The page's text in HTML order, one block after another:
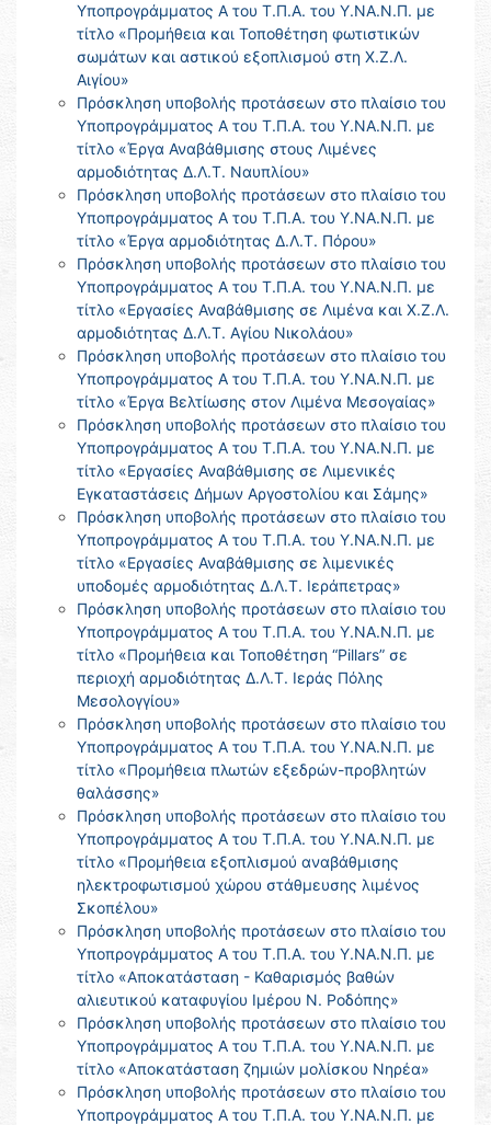
Υποπρογράμματος Α του Τ.Π.Α. του Υ.ΝΑ.Ν.Π. με
τίτλο «Προμήθεια και Τοποθέτηση φωτιστικών
σωμάτων και αστικού εξοπλισμού στη Χ.Ζ.Λ.
Αιγίου»
Πρόσκληση υποβολής προτάσεων στο πλαίσιο του
Υποπρογράμματος Α του Τ.Π.Α. του Υ.ΝΑ.Ν.Π. με
τίτλο «Έργα Αναβάθμισης στους Λιμένες
αρμοδιότητας Δ.Λ.Τ. Ναυπλίου»
Πρόσκληση υποβολής προτάσεων στο πλαίσιο του
Υποπρογράμματος Α του Τ.Π.Α. του Υ.ΝΑ.Ν.Π. με
τίτλο «Έργα αρμοδιότητας Δ.Λ.Τ. Πόρου»
Πρόσκληση υποβολής προτάσεων στο πλαίσιο του
Υποπρογράμματος Α του Τ.Π.Α. του Υ.ΝΑ.Ν.Π. με
τίτλο «Εργασίες Αναβάθμισης σε Λιμένα και Χ.Ζ.Λ.
αρμοδιότητας Δ.Λ.Τ. Αγίου Νικολάου»
Πρόσκληση υποβολής προτάσεων στο πλαίσιο του
Υποπρογράμματος Α του Τ.Π.Α. του Υ.ΝΑ.Ν.Π. με
τίτλο «Έργα Βελτίωσης στον Λιμένα Μεσογαίας»
Πρόσκληση υποβολής προτάσεων στο πλαίσιο του
Υποπρογράμματος Α του Τ.Π.Α. του Υ.ΝΑ.Ν.Π. με
τίτλο «Εργασίες Αναβάθμισης σε Λιμενικές
Εγκαταστάσεις Δήμων Αργοστολίου και Σάμης»
Πρόσκληση υποβολής προτάσεων στο πλαίσιο του
Υποπρογράμματος Α του Τ.Π.Α. του Υ.ΝΑ.Ν.Π. με
τίτλο «Εργασίες Αναβάθμισης σε λιμενικές
υποδομές αρμοδιότητας Δ.Λ.Τ. Ιεράπετρας»
Πρόσκληση υποβολής προτάσεων στο πλαίσιο του
Υποπρογράμματος Α του Τ.Π.Α. του Υ.ΝΑ.Ν.Π. με
τίτλο «Προμήθεια και Τοποθέτηση “Pillars” σε
περιοχή αρμοδιότητας Δ.Λ.Τ. Ιεράς Πόλης
Μεσολογγίου»
Πρόσκληση υποβολής προτάσεων στο πλαίσιο του
Υποπρογράμματος Α του Τ.Π.Α. του Υ.ΝΑ.Ν.Π. με
τίτλο «Προμήθεια πλωτών εξεδρών-προβλητών
θαλάσσης»
Πρόσκληση υποβολής προτάσεων στο πλαίσιο του
Υποπρογράμματος Α του Τ.Π.Α. του Υ.ΝΑ.Ν.Π. με
τίτλο «Προμήθεια εξοπλισμού αναβάθμισης
ηλεκτροφωτισμού χώρου στάθμευσης λιμένος
Σκοπέλου»
Πρόσκληση υποβολής προτάσεων στο πλαίσιο του
Υποπρογράμματος Α του Τ.Π.Α. του Υ.ΝΑ.Ν.Π. με
τίτλο «Αποκατάσταση - Καθαρισμός βαθών
αλιευτικού καταφυγίου Ιμέρου Ν. Ροδόπης»
Πρόσκληση υποβολής προτάσεων στο πλαίσιο του
Υποπρογράμματος Α του Τ.Π.Α. του Υ.ΝΑ.Ν.Π. με
τίτλο «Αποκατάσταση ζημιών μολίσκου Νηρέα»
Πρόσκληση υποβολής προτάσεων στο πλαίσιο του
Υποπρογράμματος Α του Τ.Π.Α. του Υ.ΝΑ.Ν.Π. με